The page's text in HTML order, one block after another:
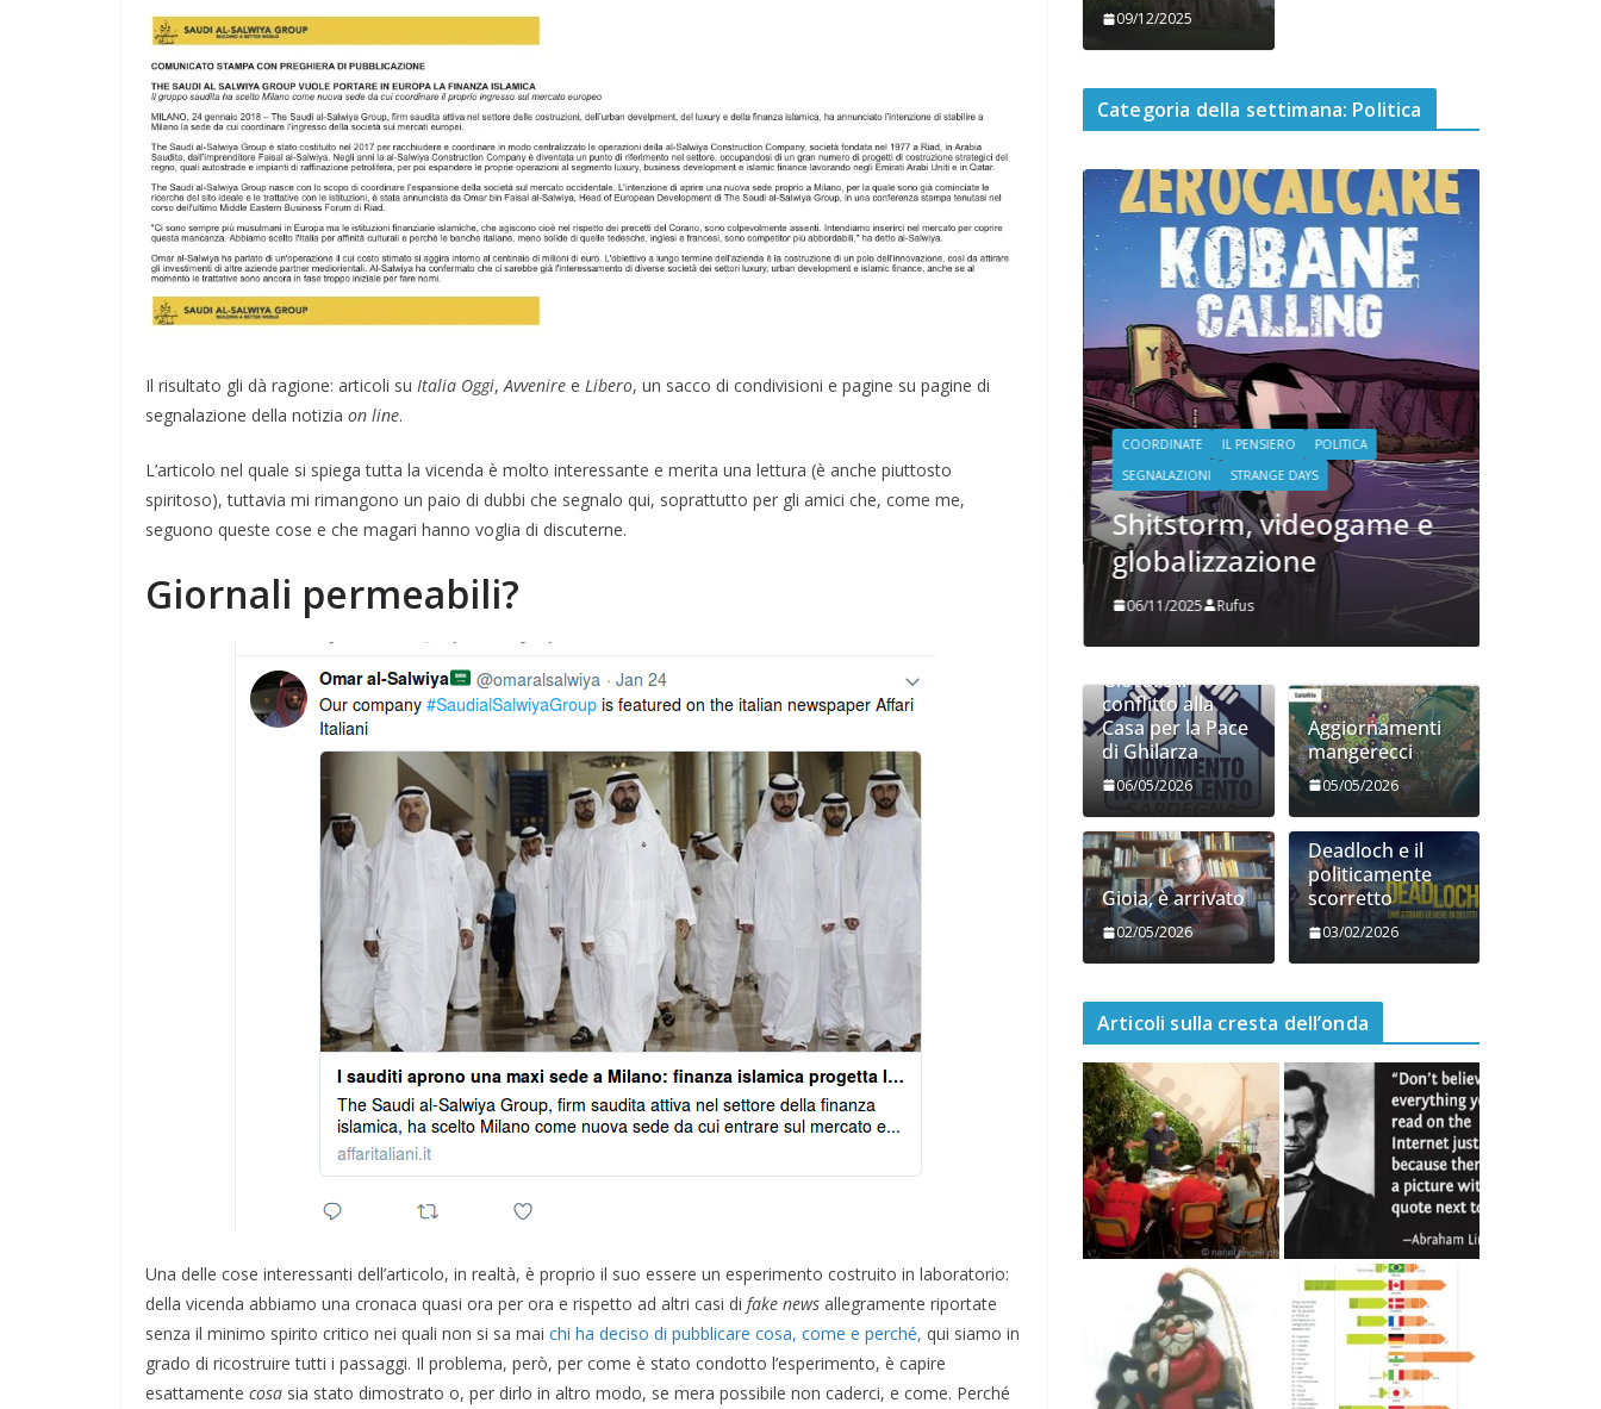
Il risultato gli dà ragione: articoli su Italia Oggi,Avvenire e Libero, un sacco di condivisioni e pagine su pagine di
segnalazione della notizia on line.
L’articolo nel quale si spiega tutta la vicenda è molto interessante e merita una lettura (è anche piuttosto
spiritoso), tuttavia mi rimangono un paio di dubbi che segnalo qui, soprattutto per gli amici che, come me,
seguono queste cose e che magari hanno voglia di discuterne.
Giornali permeabili?
Una delle cose interessanti dell’articolo, in realtà, è proprio il suo essere un esperimento costruito in laboratorio:
della vicenda abbiamo una cronaca quasi ora per ora e rispetto ad altri casi di fake news allegramente riportate
senza il minimo spirito critico nei quali non si sa mai chi ha deciso di pubblicare cosa, come e perché, qui siamo in
grado di ricostruire tutti i passaggi. Il problema, però, per come è stato condotto l’esperimento, è capire
esattamente cosa sia stato dimostrato o, per dirlo in altro modo, se mera possibile non caderci, e come. Perché
09/12/2025
Categoria della settimana: Politica
IL PENSIERO
POLITICA
il conflitto alla
la Pace di
Cospirazioni IL PENSIERO
OPINIONI
Indiani e pionieri
COORDINATE IL PENSIERO
POLITICA
SEGNALAZIONI
STRANGE DAYS
Shitstorm, videogame e
globalizzazione
06/11/2025 Rufus
Giocare il
conflitto alla
Casa per la Pace
di Ghilarza
06/05/2026
Aggiornamenti
mangerecci
05/05/2026
Gioia, è arrivato
02/05/2026
Deadloch e il
politicamente
scorretto
03/02/2026
Articoli sulla cresta dell’onda